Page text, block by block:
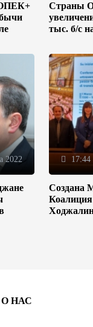
Страны
тыс. б/с
2022 17:44
Создана
О НАС